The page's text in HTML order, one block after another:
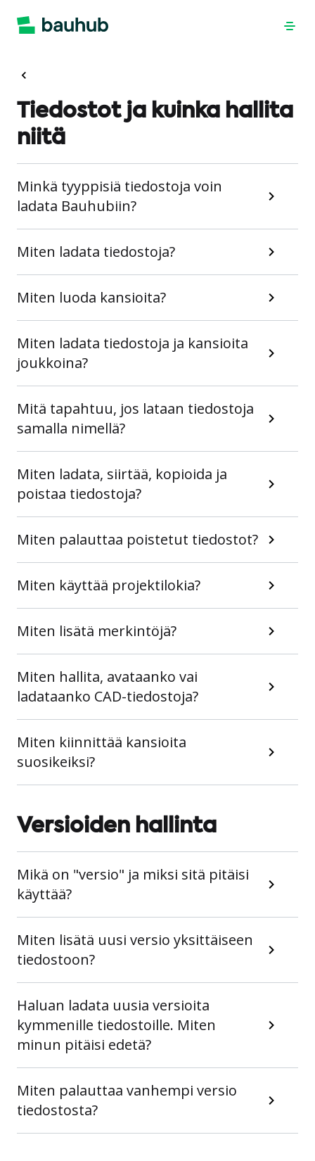
Tiedostot ja kuinka hallita
niitä
Minkä tyyppisiä tiedostoja voin
ladata Bauhubiin?
Miten ladata tiedostoja?
Miten luoda kansioita?
Miten ladata tiedostoja ja kansioita
joukkoina?
Mitä tapahtuu, jos lataan tiedostoja
samalla nimellä?
Miten ladata, siirtää, kopioida ja
poistaa tiedostoja?
Miten palauttaa poistetut tiedostot?
Miten käyttää projektilokia?
Miten lisätä merkintöjä?
Miten hallita, avataanko vai
ladataanko CAD-tiedostoja?
Miten kiinnittää kansioita
suosikeiksi?
Versioiden hallinta
Mikä on "versio" ja miksi sitä pitäisi
käyttää?
Miten lisätä uusi versio yksittäiseen
tiedostoon?
Haluan ladata uusia versioita
kymmenille tiedostoille. Miten
minun pitäisi edetä?
Miten palauttaa vanhempi versio
tiedostosta?